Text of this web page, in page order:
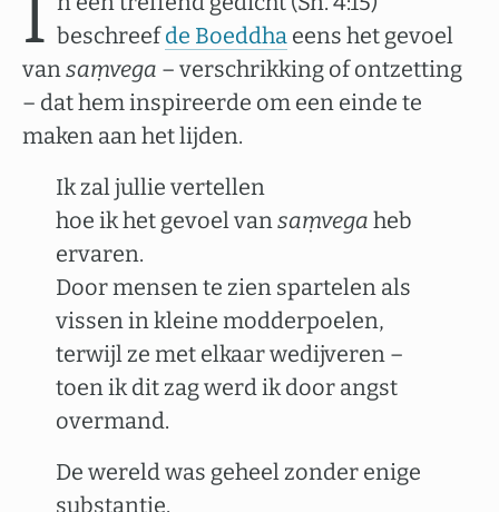
I beschreefde Boeddha eens het gevoel
vansaṃvega – verschrikking of ontzetting
­­­­­­­– dat hem inspireerde om een einde te
maken aan het lijden.
Ik zal jullie vertellen
hoe ik het gevoel vansaṃvega heb
ervaren.
Door mensen te zien spartelen als
vissen in kleine modderpoelen,
terwijl ze met elkaar wedijveren –
toen ik dit zag werd ik door angst
overmand.
De wereld was geheel zonder enige
substantie.